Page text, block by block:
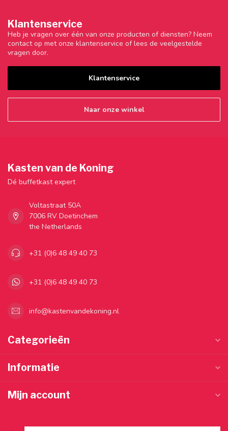
Klantenservice
Heb je vragen over één van onze producten of diensten? Neem
contact op met onze klantenservice of lees de veelgestelde
vragen door.
Klantenservice
Naar onze winkel
Kasten van de Koning
Dé buffetkast expert
Voltastraat 50A
7006 RV Doetinchem
the Netherlands
+31 (0)6 48 49 40 73
+31 (0)6 48 49 40 73
info@kastenvandekoning.nl
Categorieën
Informatie
Mijn account